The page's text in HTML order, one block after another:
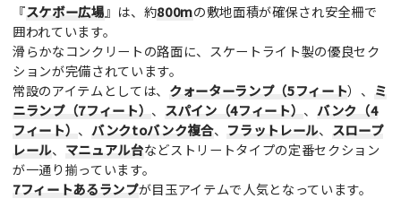
『スケボー広場』は、約800mの敷地面積が確保され安全柵で
囲われています。
滑らかなコンクリートの路面に、スケートライト製の優良セク
ションが完備されています。
常設のアイテムとしては、 クォーターランプ（5フィート）、
ミ
ニランプ（7フィート） 、 スパイン（4フィート） 、 バンク（4
フィート） 、 バンクtoバンク複合、 フラットレール、 スロープ
レール、 マニュアル台などストリートタイプの定番セクション
が一通り揃っています。
7フィートあるランプが目玉アイテムで人気となっています。